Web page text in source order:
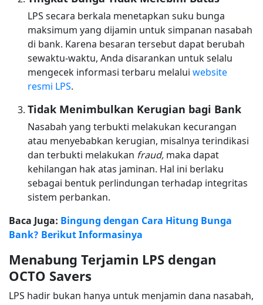
LPS secara berkala menetapkan suku bunga
maksimum yang dijamin untuk simpanan nasabah
di bank. Karena besaran tersebut dapat berubah
sewaktu-waktu, Anda disarankan untuk selalu
mengecek informasi terbaru melalui website
resmi LPS.
Tidak Menimbulkan Kerugian bagi Bank
Nasabah yang terbukti melakukan kecurangan
atau menyebabkan kerugian, misalnya terindikasi
dan terbukti melakukan fraud, maka dapat
kehilangan hak atas jaminan. Hal ini berlaku
sebagai bentuk perlindungan terhadap integritas
sistem perbankan.
Baca Juga: Bingung dengan Cara Hitung Bunga
Bank? Berikut Informasinya
Menabung Terjamin LPS dengan
OCTO Savers
LPS hadir bukan hanya untuk menjamin dana nasabah,